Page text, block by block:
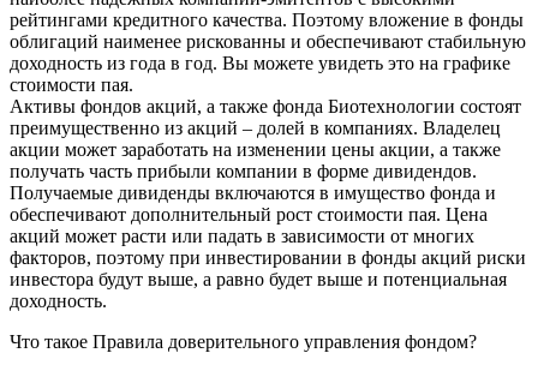
рейтингами кредитного качества. Поэтому вложение в фонды
облигаций наименее рискованны и обеспечивают стабильную
доходность из года в год. Вы можете увидеть это на графике
стоимости пая.
Активы фондов акций, а также фонда Биотехнологии состоят
преимущественно из акций – долей в компаниях. Владелец
акции может заработать на изменении цены акции, а также
получать часть прибыли компании в форме дивидендов.
Получаемые дивиденды включаются в имущество фонда и
обеспечивают дополнительный рост стоимости пая. Цена
акций может расти или падать в зависимости от многих
факторов, поэтому при инвестировании в фонды акций риски
инвестора будут выше, а равно будет выше и потенциальная
доходность.
Что такое Правила доверительного управления фондом?